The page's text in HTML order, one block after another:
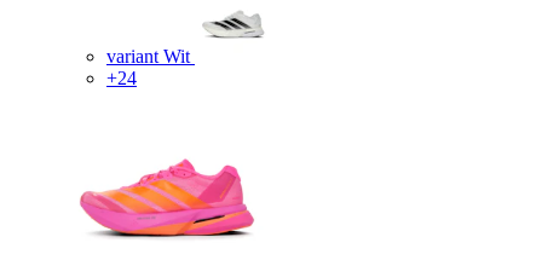
variant Wit
+24